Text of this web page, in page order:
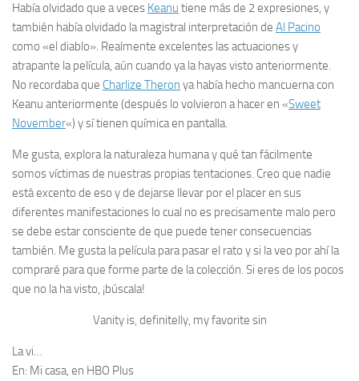
Había olvidado que a veces Keanu tiene más de 2 expresiones, y
también había olvidado la magistral interpretación de Al Pacino
como «el diablo». Realmente excelentes las actuaciones y
atrapante la película, aún cuando ya la hayas visto anteriormente.
No recordaba que Charlize Theron ya había hecho mancuerna con
Keanu anteriormente (después lo volvieron a hacer en «Sweet
November«) y sí tienen químicaen pantalla.
Me gusta, explora la naturaleza humana y qué tan fácilmente
somos víctimas de nuestras propias tentaciones. Creo que nadie
está excento de eso y de dejarse llevar por el placer en sus
diferentes manifestaciones lo cual no es precisamente malo pero
se debe estar consciente de que puede tener consecuencias
también. Me gusta la película para pasar el rato y si la veo por ahí la
compraré para que forme parte de la colección. Si eres de los pocos
que no la ha visto, ¡búscala!
Vanity is, definitelly, my favorite sin
La vi…
En: Mi casa, en HBO Plus